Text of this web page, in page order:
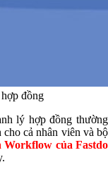
đồng
lý hợp đồng thường
cả nhân viên và bộ
của Fastdo